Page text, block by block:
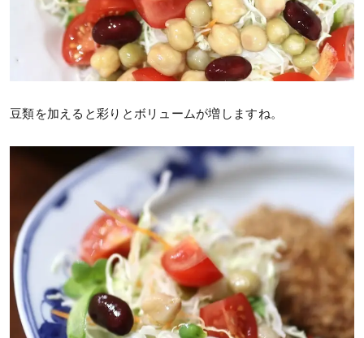
豆類を加えると彩りとボリュームが増しますね。